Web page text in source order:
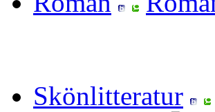
Skönlitteratur